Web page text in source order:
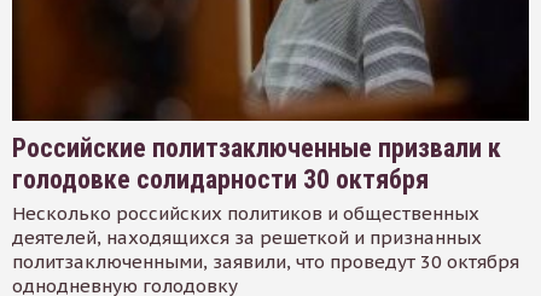
Российские политзаключенные призвали к
голодовке солидарности 30 октября
Несколько российских политиков и общественных
деятелей, находящихся за решеткой и признанных
политзаключенными, заявили, что проведут 30 октября
однодневную голодовку